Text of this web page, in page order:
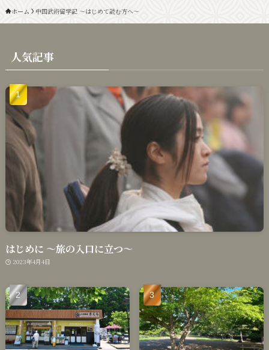
ホーム 中国武術留学記 〜はじめて読む方へ〜
人気記事
はじめに 〜旅の入口に立つ〜
2023年4月4日